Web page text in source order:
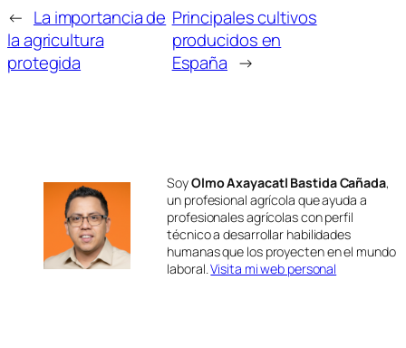
← La importancia de
la agricultura
protegida
Principales cultivos
producidos en
España →
SoyOlmo Axayacatl Bastida Cañada,
un profesional agrícola que ayuda a
profesionales agrícolas con perfil
técnico a desarrollar habilidades
humanas que los proyecten en el mundo
laboral.Visita mi web personal